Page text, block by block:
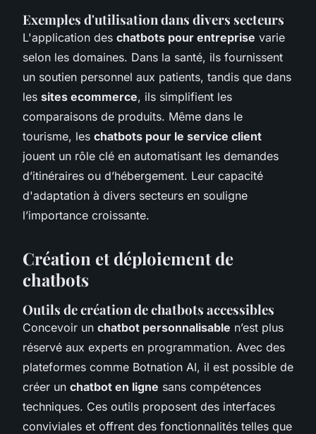
Exemples d'utilisation dans divers secteurs
L'application des chatbots pour entreprise varie
selon les domaines. Dans la santé, ils fournissent
un soutien personnel aux patients, tandis que dans
les sites ecommerce, ils simplifient les
comparaisons de produits. Même dans le
tourisme, les chatbots pour le service client
jouent un rôle clé en automatisant les demandes
d’itinéraires ou d’hébergement. Leur capacité
d'adaptation à divers secteurs en souligne
l’importance croissante.
Création et déploiement de
chatbots
Outils de création de chatbots accessibles
Concevoir un chatbot personnalisable n’est plus
réservé aux experts en programmation. Avec des
plateformes comme Botnation AI, il est possible de
créer un chatbot en ligne sans compétences
techniques. Ces outils proposent des interfaces
conviviales et offrent des fonctionnalités telles que